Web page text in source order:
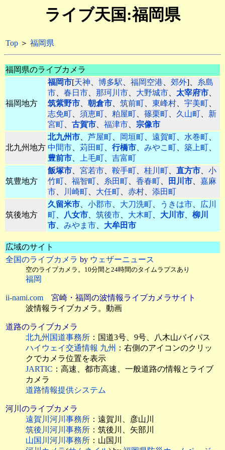
ライブ天国:福岡県
Top ＞ 福岡県
福岡県のライブカメラ
福岡地方
福岡市[天神、 博多駅、 福岡空港、 郊外]、 糸島
市、 春日市、 那珂川市、 大野城市、 太宰府市、
筑紫野市、 朝倉市、 筑前町、 東峰村、 宇美町、
志免町、 須恵町、 粕屋町、 篠栗町、 久山町、 新
宮町、 古賀市、 福津市、 宗像市
北九州地方
北九州市、 芦屋町、 岡垣町、 遠賀町、 水巻町、
中間市、 苅田町、 行橋市、 みやこ町、 築上町、
豊前市、 上毛町、 吉富町
筑豊地方
飯塚市、 宮若市、 鞍手町、 桂川町、 直方市、 小
竹町、 福智町、 糸田町、 香春町、 田川市、 嘉麻
市、 川崎町、 大任町、 赤村、 添田町
筑後地方
久留米市、 小郡市、 大刀洗町、 うきは市、 広川
町、 八女市、 筑後市、 大木町、 大川市、 柳川
市、 みやま市、 大牟田市
広域のサイト
全国のライブカメラ by ウェザーニュース
空のライブカメラ。10分間と24時間のタイムラプスあり
福岡
ii-nami.com 宮崎・福岡の波情報ライブカメラサイト
波情報ライブカメラ。動画
道路のライブカメラ
北九州国道事務所 ：国道3号、9号、八木山バイパス
ハイウェイ交通情報 九州 ：右側のアイコンのクリッ
クでカメラ位置を表示
JARTIC ：高速、都市高速、一般道路の情報とライブ
カメラ
道路情報提供システム
河川のライブカメラ
遠賀川河川事務所 ：遠賀川、彦山川
筑後川河川事務所 ：筑後川、矢部川
山国川河川事務所 ：山国川